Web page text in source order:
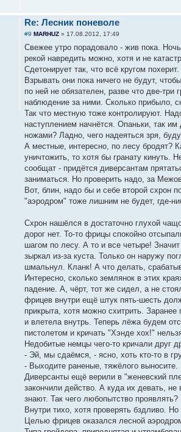
Re: Лесник поневоле
#9 MARHUZ » 17.08.2012, 17:49
Свежее утро порадовало - жив пока.
рекой навредить можно, хотя и не
Сдетонирует так, что всё кругом
Взрывать они пока ничего не будут,
по ней не обязателен, разве что две-
наблюдение за ними. Сколько прибыло,
Так что местную тоже контролируют.
наступлением начнётся. Опаньки, так
ножами? Ладно, чего надеяться зря,
А местные, интересно, по лесу бродят?
уничтожить, то хотя бы гранату
сообщат - придётся диверсантам
заниматься. Но проверить надо, за
Вот, блин, надо бы и себе второй схрон
"аэродром" тоже лишним не будет, где-
Схрон нашёлся в достаточно глухой
дорог нет. То-то фрицы спокойно
шагом по лесу. А то и все четыре!
зыркал из-за куста. Только он наружу
шмальнул. Кланк! А что делать,
Интересно, сколько землянок в этих
падение. А, чёрт, тот же сидел, а не
фрицев внутри ещё штук пять-шесть
прикрыта, хотя можно схитрить.
и влетела внутрь. Теперь лёжа будем
пистолетом и кричать "Хэнде хох!"
Недобитые немцы чего-то кричали друг
- Эй, мы сдаёмся, - ясно, хоть кто-то в
- Выходите раненые, тяжёлого
Диверсанты ещё верили в "женевский
закончили действо. А куда их девать,
знают. Так чего любопытство
Внутри тихо, хотя проверять бздливо.
Целью фрицев оказался лесной